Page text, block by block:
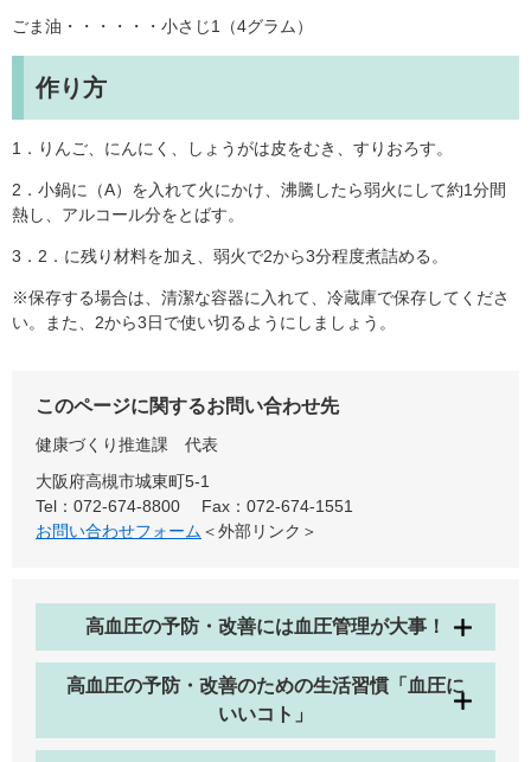
ごま油・・・・・・小さじ1（4グラム）
作り方
1．りんご、にんにく、しょうがは皮をむき、すりおろす。
2．小鍋に（A）を入れて火にかけ、沸騰したら弱火にして約1分間
熱し、アルコール分をとばす。
3．2．に残り材料を加え、弱火で2から3分程度煮詰める。
※保存する場合は、清潔な容器に入れて、冷蔵庫で保存してくださ
い。また、2から3日で使い切るようにしましょう。
このページに関するお問い合わせ先
健康づくり推進課
代表
大阪府高槻市城東町5-1
Tel：072-674-8800
Fax：072-674-1551
お問い合わせフォーム ＜外部リンク＞
高血圧の予防・改善には血圧管理が大事！
高血圧の予防・改善のための生活習慣「血圧に
いいコト」